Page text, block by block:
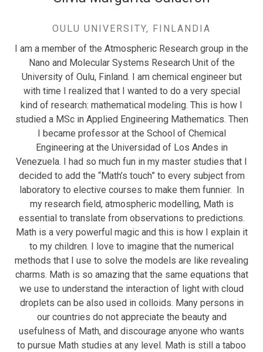
OULU UNIVERSITY, FINLANDIA
I am a member of the Atmospheric Research group in the
Nano and Molecular Systems Research Unit of the
University of Oulu, Finland. I am chemical engineer but
with time I realized that I wanted to do a very special
kind of research: mathematical modeling. This is how I
studied a MSc in Applied Engineering Mathematics. Then
I became professor at the School of Chemical
Engineering at the Universidad of Los Andes in
Venezuela. I had so much fun in my master studies that I
decided to add the “Math’s touch” to every subject from
laboratory to elective courses to make them funnier. In
my research field, atmospheric modelling, Math is
essential to translate from observations to predictions.
Math is a very powerful magic and this is how I explain it
to my children. I love to imagine that the numerical
methods that I use to solve the models are like revealing
charms. Math is so amazing that the same equations that
we use to understand the interaction of light with cloud
droplets can be also used in colloids. Many persons in
our countries do not appreciate the beauty and
usefulness of Math, and discourage anyone who wants
to pursue Math studies at any level. Math is still a taboo